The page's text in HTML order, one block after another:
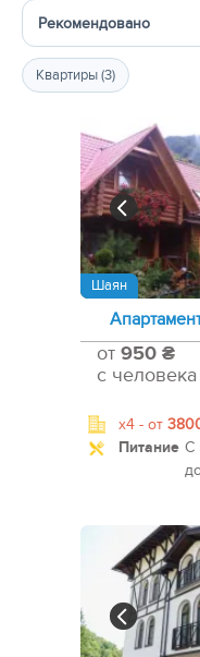
Сортировка
Квартиры (3)
Шаян
от 950 ₴
с человека
x4 - от
Питание С